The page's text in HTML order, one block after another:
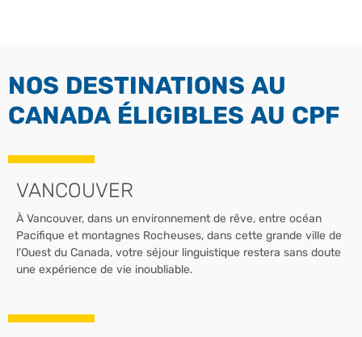
NOS DESTINATIONS AU
CANADA ÉLIGIBLES AU CPF
VANCOUVER
À Vancouver, dans un environnement de rêve, entre océan
Pacifique et montagnes Rocheuses, dans cette grande ville de
l’Ouest du Canada, votre séjour linguistique restera sans doute
une expérience de vie inoubliable.